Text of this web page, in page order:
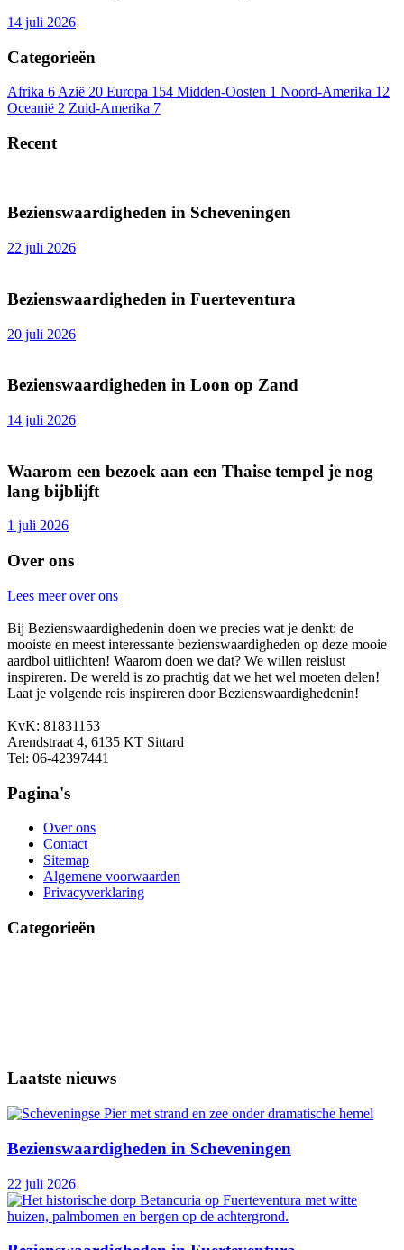
14 juli 2026
Categorieën
Afrika 6 Azië 20 Europa 154 Midden-Oosten 1 Noord-Amerika 12
Oceanië 2 Zuid-Amerika 7
Recent
Bezienswaardigheden in Scheveningen
22 juli 2026
Bezienswaardigheden in Fuerteventura
20 juli 2026
Bezienswaardigheden in Loon op Zand
14 juli 2026
Waarom een bezoek aan een Thaise tempel je nog
lang bijblijft
1 juli 2026
Over ons
Lees meer over ons
Bij Bezienswaardighedenin doen we precies wat je denkt: de
mooiste en meest interessante bezienswaardigheden op deze mooie
aardbol uitlichten! Waarom doen we dat? We willen reislust
inspireren. De wereld is zo prachtig dat we het wel moeten delen!
Laat je volgende reis inspireren door Bezienswaardighedenin!
KvK: 81831153
Arendstraat 4, 6135 KT Sittard
Tel: 06-42397441
Pagina's
Over ons
Contact
Sitemap
Algemene voorwaarden
Privacyverklaring
Categorieën
Laatste nieuws
Bezienswaardigheden in Scheveningen
22 juli 2026